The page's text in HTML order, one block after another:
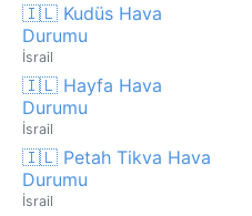
🇮🇱 Kudüs Hava
Durumu
İsrail
🇮🇱 Hayfa Hava
Durumu
İsrail
🇮🇱 Petah Tikva Hava
Durumu
İsrail